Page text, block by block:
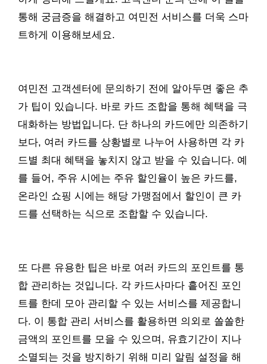
통해 궁금증을 해결하고 여민전 서비스를 더욱 스마
트하게 이용해보세요.
여민전 고객센터에 문의하기 전에 알아두면 좋은 추
가 팁이 있습니다. 바로 카드 조합을 통해 혜택을 극
대화하는 방법입니다. 단 하나의 카드에만 의존하기
보다, 여러 카드를 상황별로 나누어 사용하면 각 카
드별 최대 혜택을 놓치지 않고 받을 수 있습니다. 예
를 들어, 주유 시에는 주유 할인율이 높은 카드를,
온라인 쇼핑 시에는 해당 가맹점에서 할인이 큰 카
드를 선택하는 식으로 조합할 수 있습니다.
또 다른 유용한 팁은 바로 여러 카드의 포인트를 통
합 관리하는 것입니다. 각 카드사마다 흩어진 포인
트를 한데 모아 관리할 수 있는 서비스를 제공합니
다. 이 통합 관리 서비스를 활용하면 의외로 쏠쏠한
금액의 포인트를 모을 수 있으며, 유효기간이 지나
소멸되는 것을 방지하기 위해 미리 알림 설정을 해